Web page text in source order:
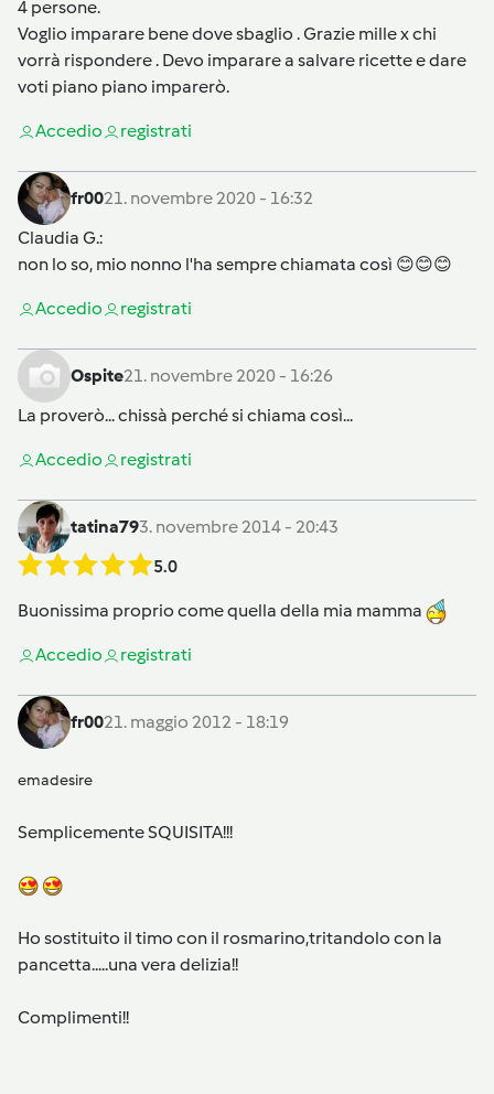
4 persone.
Voglio imparare bene dove sbaglio . Grazie mille x chi
vorrà rispondere . Devo imparare a salvare ricette e dare
voti piano piano imparerò.
Accedio registrati
fr0021. novembre 2020 - 16:32
Claudia G.:
non lo so, mio nonno l'ha sempre chiamata così 😊😊😊
Accedio registrati
Ospite21. novembre 2020 - 16:26
La proverò... chissà perché si chiama così...
Accedio registrati
tatina793. novembre 2014 - 20:43
5.0
Buonissima proprio come quella della mia mamma
Accedio registrati
fr0021. maggio 2012 - 18:19
emadesire
Semplicemente SQUISITA!!!
Ho sostituito il timo con il rosmarino,tritandolo con la
pancetta.....una vera delizia!!
Complimenti!!